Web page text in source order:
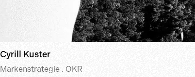
Cyrill Kuster
Markenstrategie . OKR